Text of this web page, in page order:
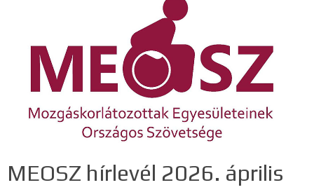
MEOSZ hírlevél 2026. április